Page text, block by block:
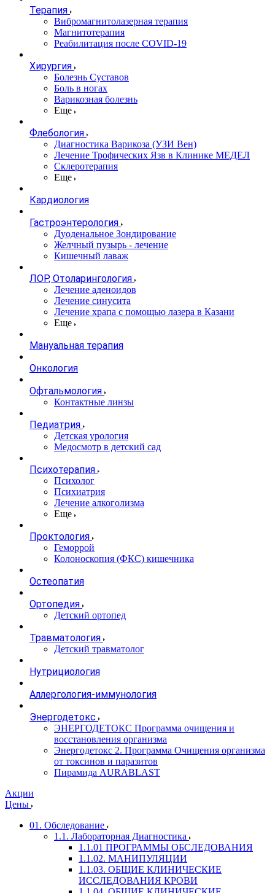
Терапия
Вибромагнитолазерная терапия
Магнитотерапия
Реабилитация после COVID-19
Хирургия
Болезнь Суставов
Боль в ногах
Варикозная болезнь
Еще
Флебология
Диагностика Варикоза (УЗИ Вен)
Лечение Трофических Язв в Клинике МЕДЕЛ
Склеротерапия
Еще
Кардиология
Гастроэнтерология
Дуоденальное Зондирование
Желчный пузырь - лечение
Кишечный лаваж
ЛОР, Отоларингология
Лечение аденоидов
Лечение синусита
Лечение храпа с помощью лазера в Казани
Еще
Мануальная терапия
Онкология
Офтальмология
Контактные линзы
Педиатрия
Детская урология
Медосмотр в детский сад
Психотерапия
Психолог
Психиатрия
Лечение алкоголизма
Еще
Проктология
Геморрой
Колоноскопия (ФКС) кишечника
Остеопатия
Ортопедия
Детский ортопед
Травматология
Детский травматолог
Нутрициология
Аллергология-иммунология
Энергодетокс
ЭНЕРГОДЕТОКС Программа очищения и
восстановления организма
Энергодетокс 2. Программа Очищения организма
от токсинов и паразитов
Пирамида AURABLAST
Акции
Цены
01. Обследование
1.1. Лабораторная Диагностика
1.1.01 ПРОГРАММЫ ОБСЛЕДОВАНИЯ
1.1.02. МАНИПУЛЯЦИИ
1.1.03. ОБЩИЕ КЛИНИЧЕСКИЕ
ИССЛЕДОВАНИЯ КРОВИ